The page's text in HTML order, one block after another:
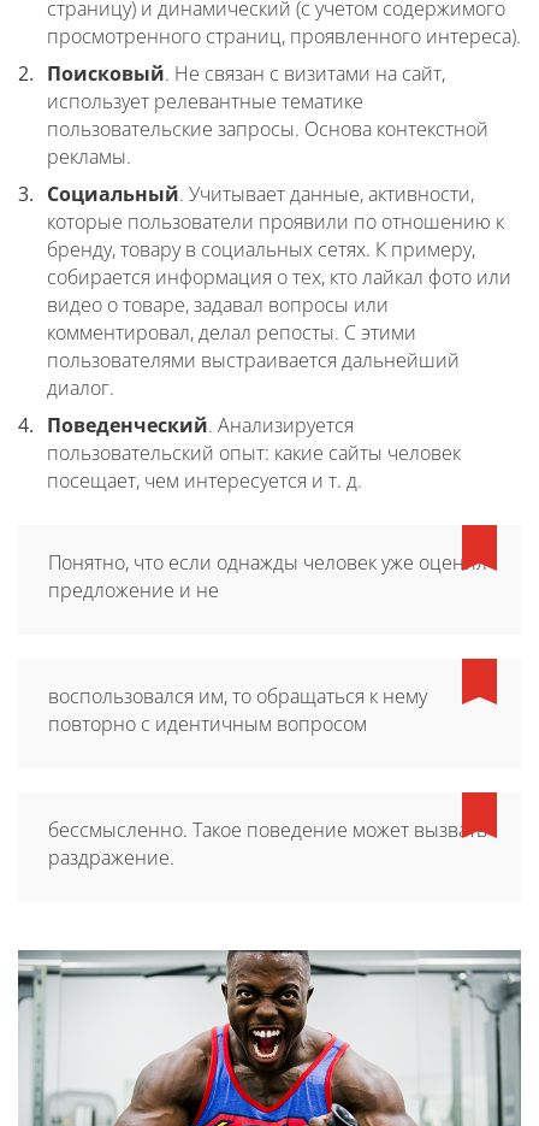
страницу) и динамический (с учетом содержимого
просмотренного страниц, проявленного интереса).
Поисковый. Не связан с визитами на сайт,
использует релевантные тематике
пользовательские запросы. Основа контекстной
рекламы.
Социальный. Учитывает данные, активности,
которые пользователи проявили по отношению к
бренду, товару в социальных сетях. К примеру,
собирается информация о тех, кто лайкал фото или
видео о товаре, задавал вопросы или
комментировал, делал репосты. С этими
пользователями выстраивается дальнейший
диалог.
Поведенческий. Анализируется
пользовательский опыт: какие сайты человек
посещает, чем интересуется и т. д.
Понятно, что если однажды человек уже оценил
предложение и не
воспользовался им, то обращаться к нему
повторно с идентичным вопросом
бессмысленно. Такое поведение может вызвать
раздражение.